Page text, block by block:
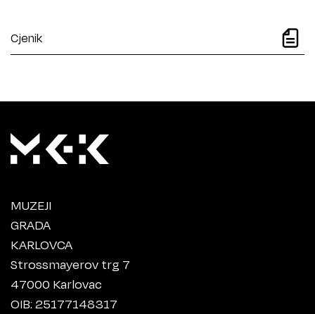
Cjenik
MUZEJI
GRADA
KARLOVCA
Strossmayerov trg 7
47000 Karlovac
OIB: 25177148317